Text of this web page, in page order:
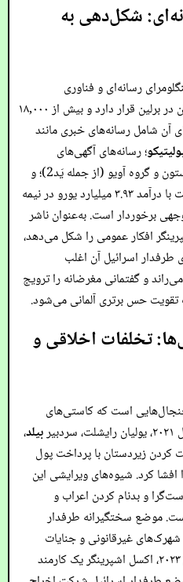
شکل‌دهی به
رسانه‌ای و فناوری
فراآتلانتیک است که دفتر مرکزی آن در برلین قرار دارد و بیش از ۱۸,۰۰۰
؛ رسانه‌های آگهی‌های
طبقه‌بندی‌شده مانند گروه استپ‌استون و گروه آویو (از جمله یَد2)؛ و
رسانه‌های بازاریابی است. این شرکت با درآمد ۳.۹۳ میلیارد یورو در نیمه
قابل‌توجهی برخوردار است. به‌عنوان ناشر
افکار عمومی را شکل می‌دهد،
طرفدار اسرائیل آن اغلب
و گفتمانی مغرضانه را ترویج
حس برتری آلمانی می‌شود.
تخلفات اخلاقی و
است که کاستی‌های
بیلد،
کردن زیردستان با پرداخت پول
کرد. شیوه‌های ویرایشی این
و بدنام کردن اعراب و
است. موضع سختگیرانه طرفدار
شهرک‌های غیرقانونی و جنایات
جنگی اسرائیل شده است. در سال ۲۰۲۳، اکسل اشپرینگر یک کارمند